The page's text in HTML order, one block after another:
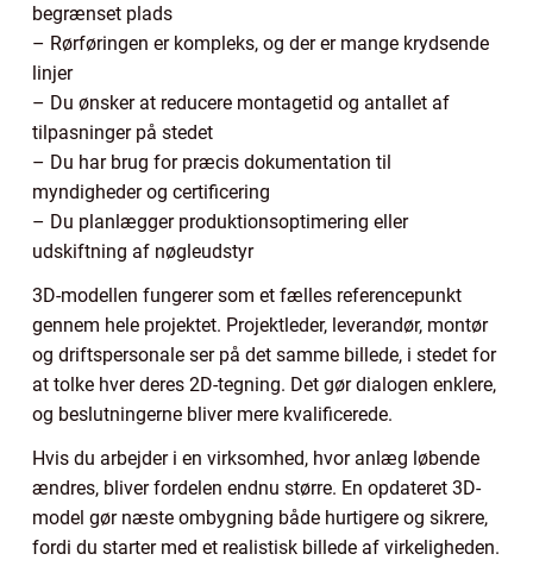
begrænset plads
– Rørføringen er kompleks, og der er mange krydsende
linjer
– Du ønsker at reducere montagetid og antallet af
tilpasninger på stedet
– Du har brug for præcis dokumentation til
myndigheder og certificering
– Du planlægger produktionsoptimering eller
udskiftning af nøgleudstyr
3D-modellen fungerer som et fælles referencepunkt
gennem hele projektet. Projektleder, leverandør, montør
og driftspersonale ser på det samme billede, i stedet for
at tolke hver deres 2D-tegning. Det gør dialogen enklere,
og beslutningerne bliver mere kvalificerede.
Hvis du arbejder i en virksomhed, hvor anlæg løbende
ændres, bliver fordelen endnu større. En opdateret 3D-
model gør næste ombygning både hurtigere og sikrere,
fordi du starter med et realistisk billede af virkeligheden.